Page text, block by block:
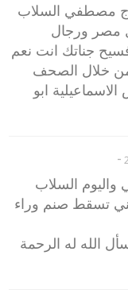
مصطفي السلاب
مصر ورجال
جناتك انت نعم
من خلال الصحف
ابو
-
واليوم السلاب
تسقط صنم وراء
الله له الرحمة